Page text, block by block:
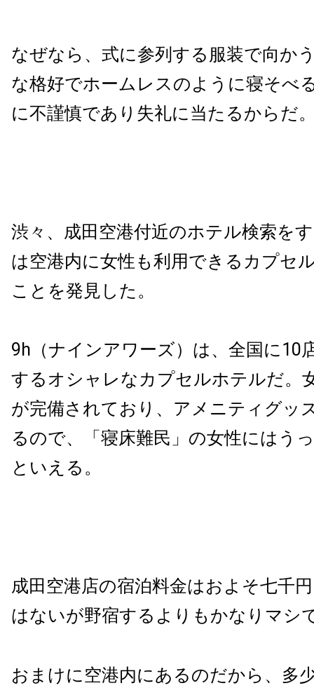
なぜなら、式に参列する服装で向か
な格好でホームレスのように寝そべ
に不謹慎であり失礼に当たるからだ
渋々、成田空港付近のホテル検索を
は空港内に女性も利用できるカプセ
ことを発見した。
9h（ナインアワーズ）は、全国に10
するオシャレなカプセルホテルだ。
が完備されており、アメニティグッ
るので、「寝床難民」の女性にはう
といえる。
成田空港店の宿泊料金はおよそ七千
はないが野宿するよりもかなりマシ
おまけに空港内にあるのだから、多